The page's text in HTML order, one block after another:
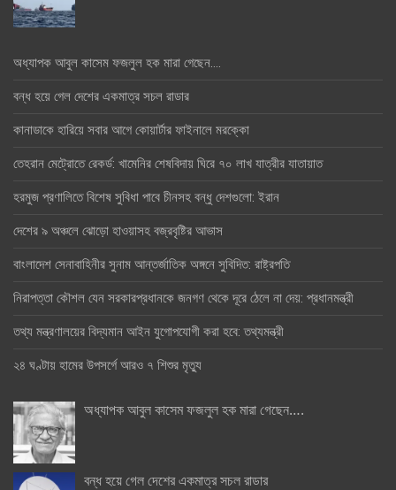
অধ্যাপক আবুল কাসেম ফজলুল হক মারা গেছেন….
বন্ধ হয়ে গেল দেশের একমাত্র সচল রাডার
কানাডাকে হারিয়ে সবার আগে কোয়ার্টার ফাইনালে মরক্কো
তেহরান মেট্রোতে রেকর্ড: খামেনির শেষবিদায় ঘিরে ৭০ লাখ যাত্রীর যাতায়াত
হরমুজ প্রণালিতে বিশেষ সুবিধা পাবে চীনসহ বন্ধু দেশগুলো: ইরান
দেশের ৯ অঞ্চলে ঝোড়ো হাওয়াসহ বজ্রবৃষ্টির আভাস
বাংলাদেশ সেনাবাহিনীর সুনাম আন্তর্জাতিক অঙ্গনে সুবিদিত: রাষ্ট্রপতি
নিরাপত্তা কৌশল যেন সরকারপ্রধানকে জনগণ থেকে দূরে ঠেলে না দেয়: প্রধানমন্ত্রী
তথ্য মন্ত্রণালয়ের বিদ্যমান আইন যুগোপযোগী করা হবে: তথ্যমন্ত্রী
২৪ ঘণ্টায় হামের উপসর্গে আরও ৭ শিশুর মৃত্যু
অধ্যাপক আবুল কাসেম ফজলুল হক মারা গেছেন….
বন্ধ হয়ে গেল দেশের একমাত্র সচল রাডার